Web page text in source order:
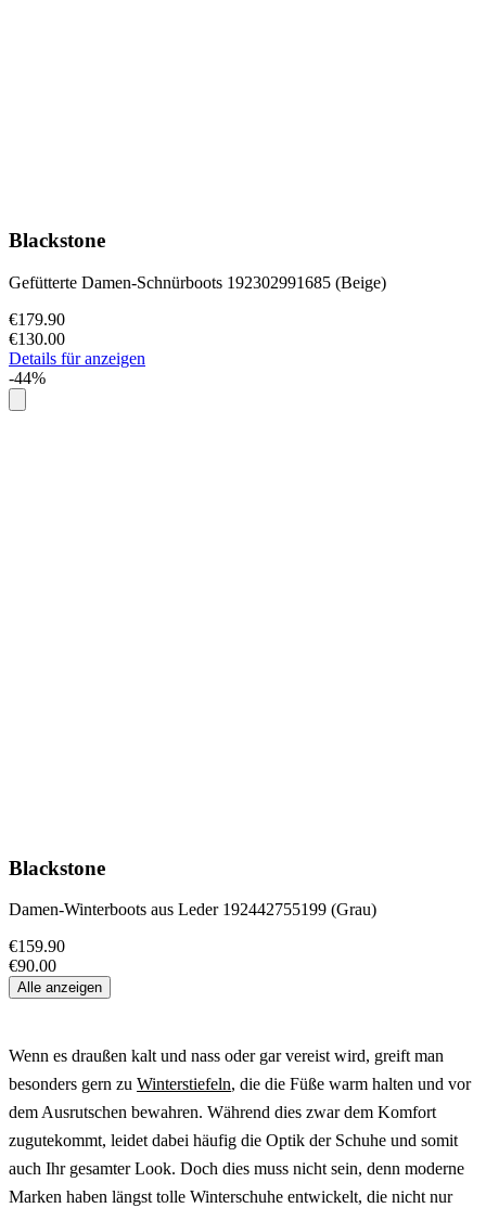
Blackstone
Gefütterte Damen-Schnürboots 192302991685 (Beige)
€179.90
€130.00
Details für anzeigen
-44%
Blackstone
Damen-Winterboots aus Leder 192442755199 (Grau)
€159.90
€90.00
Alle anzeigen
Wenn es draußen kalt und nass oder gar vereist wird, greift man
besonders gern zu Winterstiefeln, die die Füße warm halten und vor
dem Ausrutschen bewahren. Während dies zwar dem Komfort
zugutekommt, leidet dabei häufig die Optik der Schuhe und somit
auch Ihr gesamter Look. Doch dies muss nicht sein, denn moderne
Marken haben längst tolle Winterschuhe entwickelt, die nicht nur